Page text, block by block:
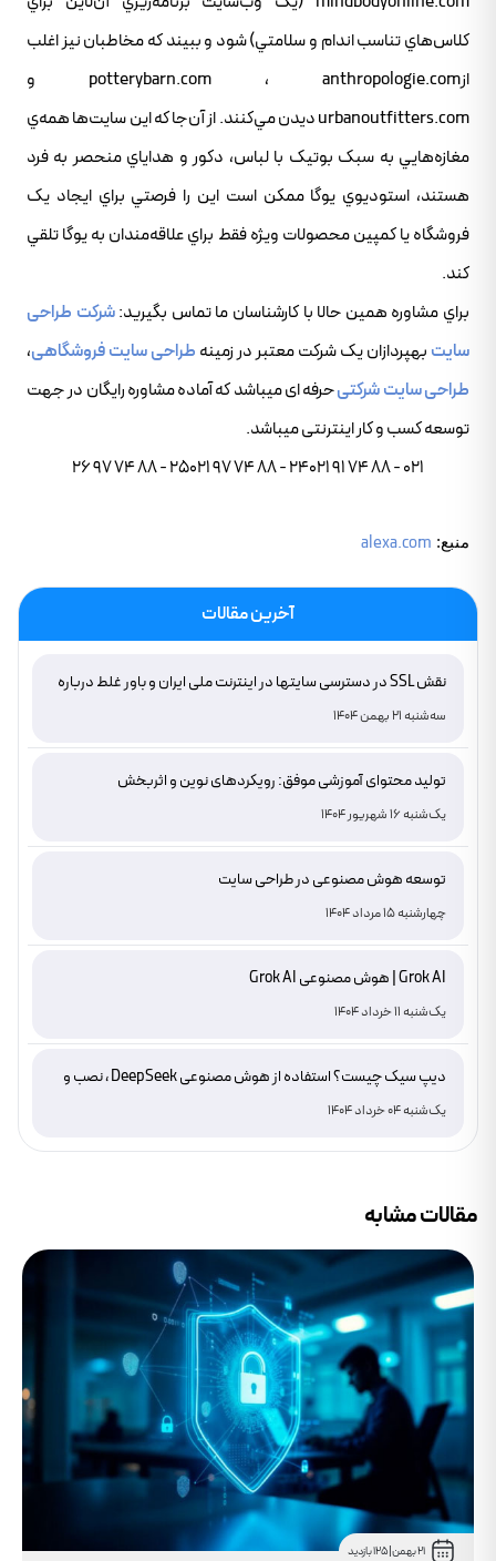
کلاس‌هاي تناسب اندام و سلامتي) شود و ببيند که مخاطبان نيز اغلب
ازpotterybarn.com ، anthropologie.com و
urbanoutfitters.com ديدن مي‌کنند. از آن‌جا که اين سايت‌ها همه‌ي
مغازه‌هايي به سبک بوتيک با لباس، دکور و هداياي منحصر به فرد
هستند، استوديوي يوگا ممکن است اين را فرصتي براي ايجاد يک
فروشگاه يا کمپين محصولات ويژه فقط براي علاقه‌مندان به يوگا تلقي
کند.
براي مشاوره همين حالا با کارشناسان ما تماس بگيريد:شرکت طراحی
سایت بهپردازان یک شرکت معتبر در زمینه طراحی سایت فروشگاهی،
طراحی سایت شرکتیحرفه ای میباشد که آماده مشاوره رایگان در جهت
توسعه کسب و کار اینترنتی میباشد.
021 - 88 74 91 24021 - 88 74 97 25021 - 88 74 97 26
منبع: alexa.com
آخرین مقالات
نقش SSL در دسترسی سایتها در اینترنت ملی ایران و باور غلط درباره
سه‌شنبه 21 بهمن 1404
تولید محتوای آموزشی موفق: رویکردهای نوین و اثربخش
یک‌شنبه 16 شهریور 1404
توسعه هوش مصنوعی در طراحی سایت
چهارشنبه 15 مرداد 1404
Grok AI | هوش مصنوعی Grok AI
یک‌شنبه 11 خرداد 1404
دیپ سیک چیست؟ استفاده از هوش مصنوعی DeepSeek ، نصب و
دانلود
یک‌شنبه 04 خرداد 1404
مقالات مشابه
21 بهمن |125 بازدید